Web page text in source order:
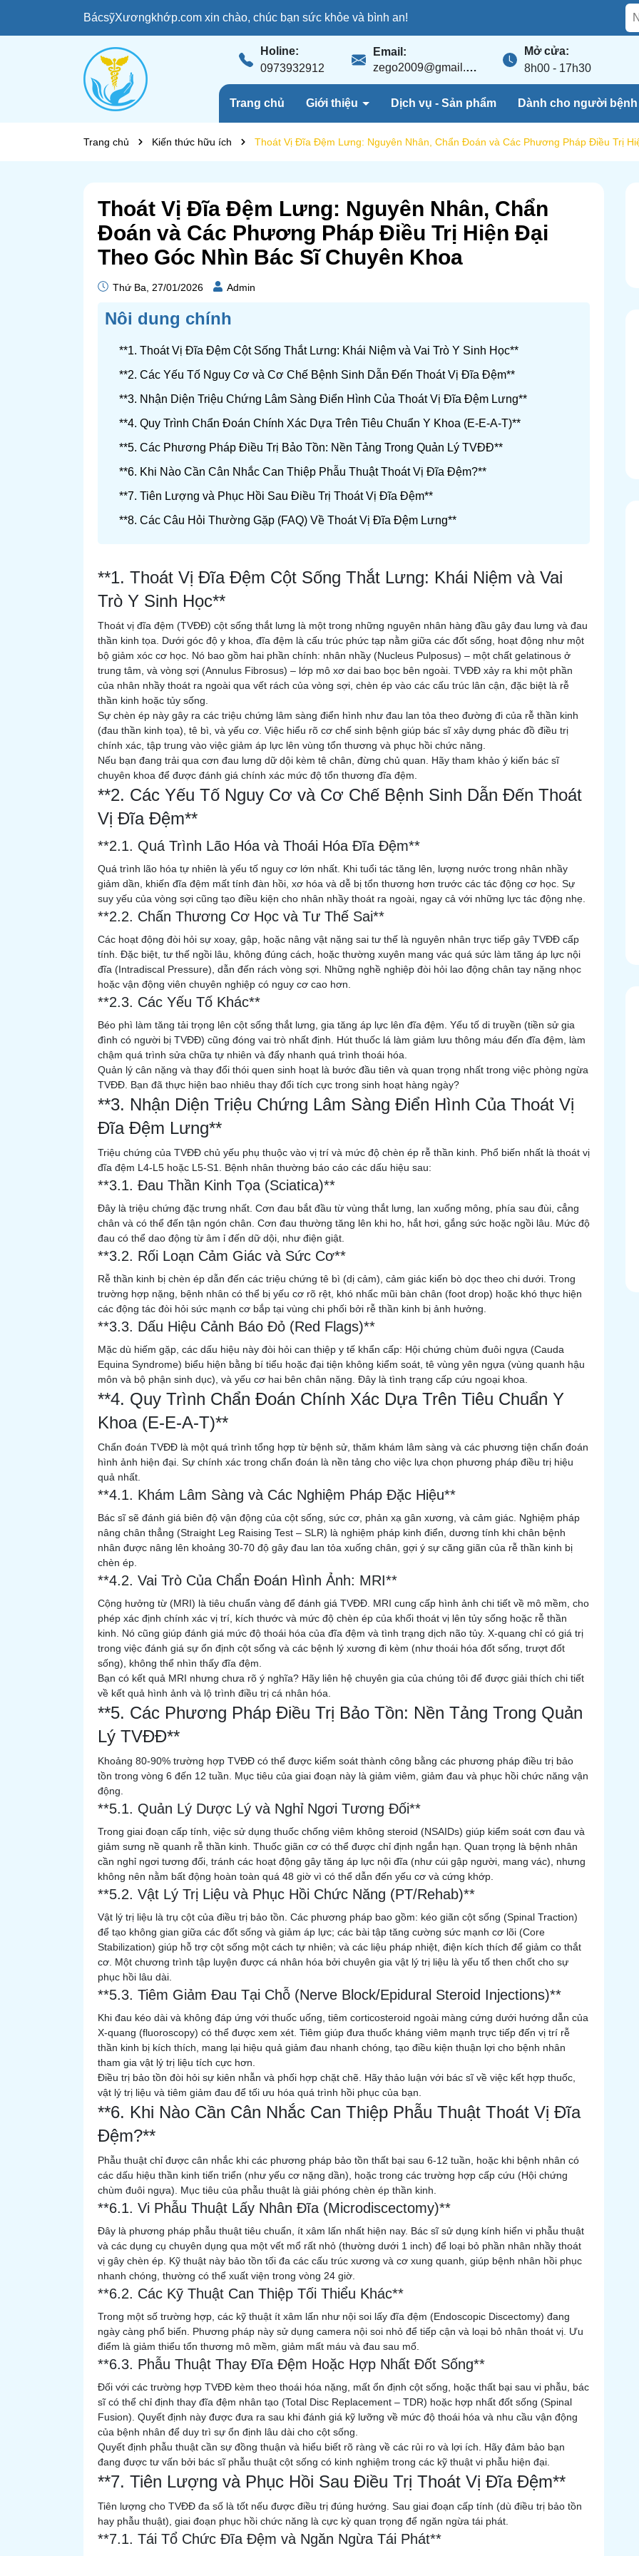
BácsỹXươngkhớp.com xin chào, chúc bạn sức khỏe và bình an!
Holine:
0973932912
Email:
zego2009@gmail.com
Mở cửa:
8h00 - 17h30
Trang chủ Giới thiệu Dịch vụ - Sản phẩm Dành cho người bệnh
Trang chủ Kiến thức hữu ích Thoát Vị Đĩa Đệm Lưng: Nguyên Nhân, Chẩn Đoán và Các Phương Pháp Điều Trị
Thoát Vị Đĩa Đệm Lưng: Nguyên Nhân, Chẩn
Đoán và Các Phương Pháp Điều Trị Hiện Đại
Theo Góc Nhìn Bác Sĩ Chuyên Khoa
Thứ Ba, 27/01/2026 Admin
Nôi dung chính
**1. Thoát Vị Đĩa Đệm Cột Sống Thắt Lưng: Khái Niệm và Vai Trò Y Sinh Học**
**2. Các Yếu Tố Nguy Cơ và Cơ Chế Bệnh Sinh Dẫn Đến Thoát Vị Đĩa Đệm**
**3. Nhận Diện Triệu Chứng Lâm Sàng Điển Hình Của Thoát Vị Đĩa Đệm Lưng**
**4. Quy Trình Chẩn Đoán Chính Xác Dựa Trên Tiêu Chuẩn Y Khoa (E-E-A-T)**
**5. Các Phương Pháp Điều Trị Bảo Tồn: Nền Tảng Trong Quản Lý TVĐĐ**
**6. Khi Nào Cần Cân Nhắc Can Thiệp Phẫu Thuật Thoát Vị Đĩa Đệm?**
**7. Tiên Lượng và Phục Hồi Sau Điều Trị Thoát Vị Đĩa Đệm**
**8. Các Câu Hỏi Thường Gặp (FAQ) Về Thoát Vị Đĩa Đệm Lưng**
**1. Thoát Vị Đĩa Đệm Cột Sống Thắt Lưng: Khái Niệm và Vai
Trò Y Sinh Học**
Thoát vị đĩa đệm (TVĐĐ) cột sống thắt lưng là một trong những nguyên nhân hàng đầu gây đau lưng và đau
thần kinh tọa. Dưới góc độ y khoa, đĩa đệm là cấu trúc phức tạp nằm giữa các đốt sống, hoạt động như một
bộ giảm xóc cơ học. Nó bao gồm hai phần chính: nhân nhầy (Nucleus Pulposus) – một chất gelatinous ở
trung tâm, và vòng sợi (Annulus Fibrosus) – lớp mô xơ dai bao bọc bên ngoài. TVĐĐ xảy ra khi một phần
của nhân nhầy thoát ra ngoài qua vết rách của vòng sợi, chèn ép vào các cấu trúc lân cận, đặc biệt là rễ
thần kinh hoặc tủy sống.
Sự chèn ép này gây ra các triệu chứng lâm sàng điển hình như đau lan tỏa theo đường đi của rễ thần kinh
(đau thần kinh tọa), tê bì, và yếu cơ. Việc hiểu rõ cơ chế sinh bệnh giúp bác sĩ xây dựng phác đồ điều trị
chính xác, tập trung vào việc giảm áp lực lên vùng tổn thương và phục hồi chức năng.
Nếu bạn đang trải qua cơn đau lưng dữ dội kèm tê chân, đừng chủ quan. Hãy tham khảo ý kiến bác sĩ
chuyên khoa để được đánh giá chính xác mức độ tổn thương đĩa đệm.
**2. Các Yếu Tố Nguy Cơ và Cơ Chế Bệnh Sinh Dẫn Đến Thoát
Vị Đĩa Đệm**
**2.1. Quá Trình Lão Hóa và Thoái Hóa Đĩa Đệm**
Quá trình lão hóa tự nhiên là yếu tố nguy cơ lớn nhất. Khi tuổi tác tăng lên, lượng nước trong nhân nhầy
giảm dần, khiến đĩa đệm mất tính đàn hồi, xơ hóa và dễ bị tổn thương hơn trước các tác động cơ học. Sự
suy yếu của vòng sợi cũng tạo điều kiện cho nhân nhầy thoát ra ngoài, ngay cả với những lực tác động nhẹ.
**2.2. Chấn Thương Cơ Học và Tư Thế Sai**
Các hoạt động đòi hỏi sự xoay, gập, hoặc nâng vật nặng sai tư thế là nguyên nhân trực tiếp gây TVĐĐ cấp
tính. Đặc biệt, tư thế ngồi lâu, không đúng cách, hoặc thường xuyên mang vác quá sức làm tăng áp lực nội
đĩa (Intradiscal Pressure), dẫn đến rách vòng sợi. Những nghề nghiệp đòi hỏi lao động chân tay nặng nhọc
hoặc vận động viên chuyên nghiệp có nguy cơ cao hơn.
**2.3. Các Yếu Tố Khác**
Béo phì làm tăng tải trọng lên cột sống thắt lưng, gia tăng áp lực lên đĩa đệm. Yếu tố di truyền (tiền sử gia
đình có người bị TVĐĐ) cũng đóng vai trò nhất định. Hút thuốc lá làm giảm lưu thông máu đến đĩa đệm, làm
chậm quá trình sửa chữa tự nhiên và đẩy nhanh quá trình thoái hóa.
Quản lý cân nặng và thay đổi thói quen sinh hoạt là bước đầu tiên và quan trọng nhất trong việc phòng ngừa
TVĐĐ. Bạn đã thực hiện bao nhiêu thay đổi tích cực trong sinh hoạt hàng ngày?
**3. Nhận Diện Triệu Chứng Lâm Sàng Điển Hình Của Thoát Vị
Đĩa Đệm Lưng**
Triệu chứng của TVĐĐ chủ yếu phụ thuộc vào vị trí và mức độ chèn ép rễ thần kinh. Phổ biến nhất là thoát vị
đĩa đệm L4-L5 hoặc L5-S1. Bệnh nhân thường báo cáo các dấu hiệu sau:
**3.1. Đau Thần Kinh Tọa (Sciatica)**
Đây là triệu chứng đặc trưng nhất. Cơn đau bắt đầu từ vùng thắt lưng, lan xuống mông, phía sau đùi, cẳng
chân và có thể đến tận ngón chân. Cơn đau thường tăng lên khi ho, hắt hơi, gắng sức hoặc ngồi lâu. Mức độ
đau có thể dao động từ âm ỉ đến dữ dội, như điện giật.
**3.2. Rối Loạn Cảm Giác và Sức Cơ**
Rễ thần kinh bị chèn ép dẫn đến các triệu chứng tê bì (dị cảm), cảm giác kiến bò dọc theo chi dưới. Trong
trường hợp nặng, bệnh nhân có thể bị yếu cơ rõ rệt, khó nhấc mũi bàn chân (foot drop) hoặc khó thực hiện
các động tác đòi hỏi sức mạnh cơ bắp tại vùng chi phối bởi rễ thần kinh bị ảnh hưởng.
**3.3. Dấu Hiệu Cảnh Báo Đỏ (Red Flags)**
Mặc dù hiếm gặp, các dấu hiệu này đòi hỏi can thiệp y tế khẩn cấp: Hội chứng chùm đuôi ngựa (Cauda
Equina Syndrome) biểu hiện bằng bí tiểu hoặc đại tiện không kiểm soát, tê vùng yên ngựa (vùng quanh hậu
môn và bộ phận sinh dục), và yếu cơ hai bên chân nặng. Đây là tình trạng cấp cứu ngoại khoa.
**4. Quy Trình Chẩn Đoán Chính Xác Dựa Trên Tiêu Chuẩn Y
Khoa (E-E-A-T)**
Chẩn đoán TVĐĐ là một quá trình tổng hợp từ bệnh sử, thăm khám lâm sàng và các phương tiện chẩn đoán
hình ảnh hiện đại. Sự chính xác trong chẩn đoán là nền tảng cho việc lựa chọn phương pháp điều trị hiệu
quả nhất.
**4.1. Khám Lâm Sàng và Các Nghiệm Pháp Đặc Hiệu**
Bác sĩ sẽ đánh giá biên độ vận động của cột sống, sức cơ, phản xạ gân xương, và cảm giác. Nghiệm pháp
nâng chân thẳng (Straight Leg Raising Test – SLR) là nghiệm pháp kinh điển, dương tính khi chân bệnh
nhân được nâng lên khoảng 30-70 độ gây đau lan tỏa xuống chân, gợi ý sự căng giãn của rễ thần kinh bị
chèn ép.
**4.2. Vai Trò Của Chẩn Đoán Hình Ảnh: MRI**
Cộng hưởng từ (MRI) là tiêu chuẩn vàng để đánh giá TVĐĐ. MRI cung cấp hình ảnh chi tiết về mô mềm, cho
phép xác định chính xác vị trí, kích thước và mức độ chèn ép của khối thoát vị lên tủy sống hoặc rễ thần
kinh. Nó cũng giúp đánh giá mức độ thoái hóa của đĩa đệm và tình trạng dịch não tủy. X-quang chỉ có giá trị
trong việc đánh giá sự ổn định cột sống và các bệnh lý xương đi kèm (như thoái hóa đốt sống, trượt đốt
sống), không thể nhìn thấy đĩa đệm.
Bạn có kết quả MRI nhưng chưa rõ ý nghĩa? Hãy liên hệ chuyên gia của chúng tôi để được giải thích chi tiết
về kết quả hình ảnh và lộ trình điều trị cá nhân hóa.
**5. Các Phương Pháp Điều Trị Bảo Tồn: Nền Tảng Trong Quản
Lý TVĐĐ**
Khoảng 80-90% trường hợp TVĐĐ có thể được kiểm soát thành công bằng các phương pháp điều trị bảo
tồn trong vòng 6 đến 12 tuần. Mục tiêu của giai đoạn này là giảm viêm, giảm đau và phục hồi chức năng vận
động.
**5.1. Quản Lý Dược Lý và Nghỉ Ngơi Tương Đối**
Trong giai đoạn cấp tính, việc sử dụng thuốc chống viêm không steroid (NSAIDs) giúp kiểm soát cơn đau và
giảm sưng nề quanh rễ thần kinh. Thuốc giãn cơ có thể được chỉ định ngắn hạn. Quan trọng là bệnh nhân
cần nghỉ ngơi tương đối, tránh các hoạt động gây tăng áp lực nội đĩa (như cúi gập người, mang vác), nhưng
không nên nằm bất động hoàn toàn quá 48 giờ vì có thể dẫn đến yếu cơ và cứng khớp.
**5.2. Vật Lý Trị Liệu và Phục Hồi Chức Năng (PT/Rehab)**
Vật lý trị liệu là trụ cột của điều trị bảo tồn. Các phương pháp bao gồm: kéo giãn cột sống (Spinal Traction)
để tạo không gian giữa các đốt sống và giảm áp lực; các bài tập tăng cường sức mạnh cơ lõi (Core
Stabilization) giúp hỗ trợ cột sống một cách tự nhiên; và các liệu pháp nhiệt, điện kích thích để giảm co thắt
cơ. Một chương trình tập luyện được cá nhân hóa bởi chuyên gia vật lý trị liệu là yếu tố then chốt cho sự
phục hồi lâu dài.
**5.3. Tiêm Giảm Đau Tại Chỗ (Nerve Block/Epidural Steroid Injections)**
Khi đau kéo dài và không đáp ứng với thuốc uống, tiêm corticosteroid ngoài màng cứng dưới hướng dẫn của
X-quang (fluoroscopy) có thể được xem xét. Tiêm giúp đưa thuốc kháng viêm mạnh trực tiếp đến vị trí rễ
thần kinh bị kích thích, mang lại hiệu quả giảm đau nhanh chóng, tạo điều kiện thuận lợi cho bệnh nhân
tham gia vật lý trị liệu tích cực hơn.
Điều trị bảo tồn đòi hỏi sự kiên nhẫn và phối hợp chặt chẽ. Hãy thảo luận với bác sĩ về việc kết hợp thuốc,
vật lý trị liệu và tiêm giảm đau để tối ưu hóa quá trình hồi phục của bạn.
**6. Khi Nào Cần Cân Nhắc Can Thiệp Phẫu Thuật Thoát Vị Đĩa
Đệm?**
Phẫu thuật chỉ được cân nhắc khi các phương pháp bảo tồn thất bại sau 6-12 tuần, hoặc khi bệnh nhân có
các dấu hiệu thần kinh tiến triển (như yếu cơ nặng dần), hoặc trong các trường hợp cấp cứu (Hội chứng
chùm đuôi ngựa). Mục tiêu của phẫu thuật là giải phóng chèn ép thần kinh.
**6.1. Vi Phẫu Thuật Lấy Nhân Đĩa (Microdiscectomy)**
Đây là phương pháp phẫu thuật tiêu chuẩn, ít xâm lấn nhất hiện nay. Bác sĩ sử dụng kính hiển vi phẫu thuật
và các dụng cụ chuyên dụng qua một vết mổ rất nhỏ (thường dưới 1 inch) để loại bỏ phần nhân nhầy thoát
vị gây chèn ép. Kỹ thuật này bảo tồn tối đa các cấu trúc xương và cơ xung quanh, giúp bệnh nhân hồi phục
nhanh chóng, thường có thể xuất viện trong vòng 24 giờ.
**6.2. Các Kỹ Thuật Can Thiệp Tối Thiểu Khác**
Trong một số trường hợp, các kỹ thuật ít xâm lấn như nội soi lấy đĩa đệm (Endoscopic Discectomy) đang
ngày càng phổ biến. Phương pháp này sử dụng camera nội soi nhỏ để tiếp cận và loại bỏ nhân thoát vị. Ưu
điểm là giảm thiểu tổn thương mô mềm, giảm mất máu và đau sau mổ.
**6.3. Phẫu Thuật Thay Đĩa Đệm Hoặc Hợp Nhất Đốt Sống**
Đối với các trường hợp TVĐĐ kèm theo thoái hóa nặng, mất ổn định cột sống, hoặc thất bại sau vi phẫu, bác
sĩ có thể chỉ định thay đĩa đệm nhân tạo (Total Disc Replacement – TDR) hoặc hợp nhất đốt sống (Spinal
Fusion). Quyết định này được đưa ra sau khi đánh giá kỹ lưỡng về mức độ thoái hóa và nhu cầu vận động
của bệnh nhân để duy trì sự ổn định lâu dài cho cột sống.
Quyết định phẫu thuật cần sự đồng thuận và hiểu biết rõ ràng về các rủi ro và lợi ích. Hãy đảm bảo bạn
đang được tư vấn bởi bác sĩ phẫu thuật cột sống có kinh nghiệm trong các kỹ thuật vi phẫu hiện đại.
**7. Tiên Lượng và Phục Hồi Sau Điều Trị Thoát Vị Đĩa Đệm**
Tiên lượng cho TVĐĐ đa số là tốt nếu được điều trị đúng hướng. Sau giai đoạn cấp tính (dù điều trị bảo tồn
hay phẫu thuật), giai đoạn phục hồi chức năng là cực kỳ quan trọng để ngăn ngừa tái phát.
**7.1. Tái Tổ Chức Đĩa Đệm và Ngăn Ngừa Tái Phát**